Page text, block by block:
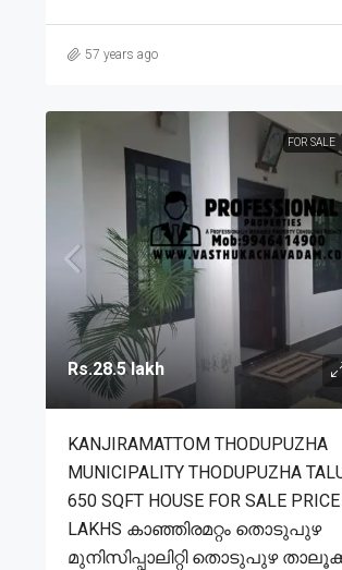
57 years ago
FOR SALE
Rs.28.5 lakh
KANJIRAMATTOM THODUPUZHA
MUNICIPALITY THODUPUZHA
650 SQFT HOUSE FOR SALE
LAKHS കാഞ്ഞിരമറ്റം തൊടുപുഴ
മുനിസിപ്പാലിറ്റി തൊടുപുഴ